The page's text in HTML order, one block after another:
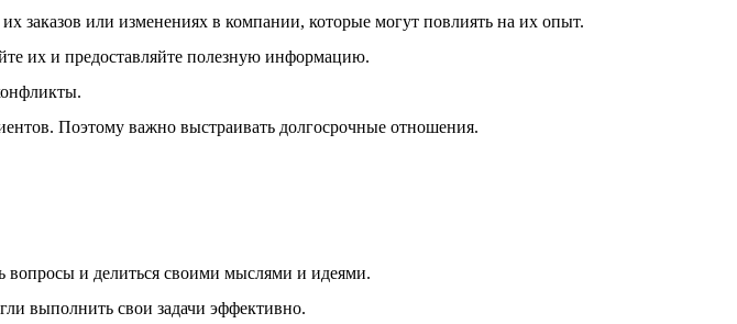
заказов или изменениях в компании, которые могут повлиять на их опыт.
их и предоставляйте полезную информацию.
Поэтому важно выстраивать долгосрочные отношения.
вопросы и делиться своими мыслями и идеями.
выполнить свои задачи эффективно.